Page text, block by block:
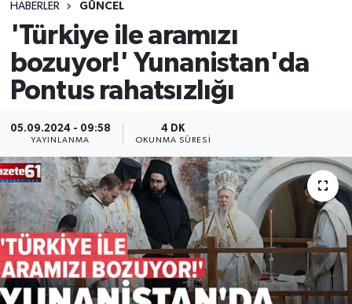
HABERLER GÜNCEL
'Türkiye ile aramızı
bozuyor!' Yunanistan'da
Pontus rahatsızlığı
05.09.2024 - 09:58
YAYINLANMA
4 DK
OKUNMA SÜRESI
KAYNAR KAZAN
SİYASET
GÜNDEM
Trabzon Trafik Yoğunluk Haritası
Süper Lig Puan Durumu ve Fikstür
Tüm Manşetler
Son Dakika Haberleri
Haber Arşivi